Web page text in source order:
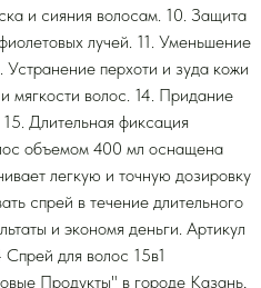
и сияния волосам. 10. Защита
лучей. 11. Уменьшение
перхоти и зуда кожи
мягкости волос. 14. Придание
Длительная фиксация
объемом 400 мл оснащена
легкую и точную дозировку
спрей в течение длительного
и экономя деньги. Артикул
для волос 15в1
Продукты" в городе Казань,